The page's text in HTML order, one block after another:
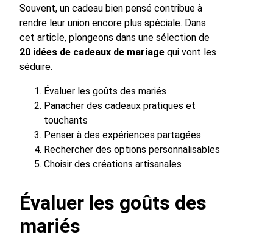
Souvent, un cadeau bien pensé contribue à
rendre leur union encore plus spéciale. Dans
cet article, plongeons dans une sélection de
20 idées de cadeaux de mariage qui vont les
séduire.
Évaluer les goûts des mariés
Panacher des cadeaux pratiques et
touchants
Penser à des expériences partagées
Rechercher des options personnalisables
Choisir des créations artisanales
Évaluer les goûts des
mariés